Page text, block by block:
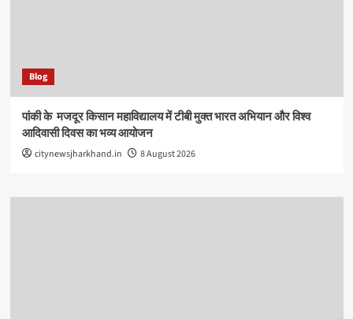
Blog
पांकी के ​ मजदूर किसान महाविद्यालय में टीबी मुक्त भारत अभियान और विश्व
आदिवासी दिवस का भव्य आयोजन
citynewsjharkhand.in 8 August 2026